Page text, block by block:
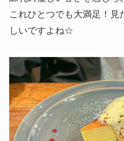
これひとつでも大満足！見
しいですよね☆